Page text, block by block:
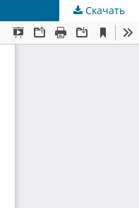
Скачать